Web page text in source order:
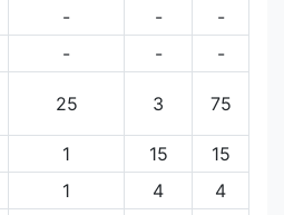
- -
-
- -
-
25 3 75
1 15
15
1 4
4